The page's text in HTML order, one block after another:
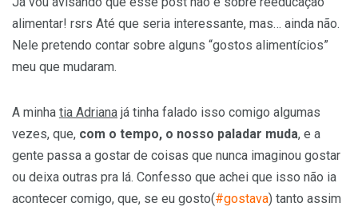
alimentar! rsrs Até que seria interessante, mas… ainda não.
Nele pretendo contar sobre alguns “gostos alimentícios”
meu que mudaram.
A minha tia Adriana já tinha falado isso comigo algumas
vezes, que, com o tempo, o nosso paladar muda, e a
gente passa a gostar de coisas que nunca imaginou gostar
ou deixa outras pra lá. Confesso que achei que isso não ia
acontecer comigo, que, se eu gosto(#gostava) tanto assim